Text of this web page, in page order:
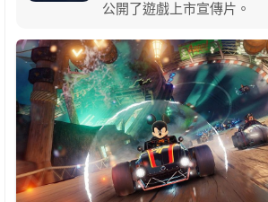
公開了遊戲上市宣傳片。